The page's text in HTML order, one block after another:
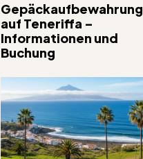
Gepäckaufbewahrung
auf Teneriffa –
Informationen und
Buchung